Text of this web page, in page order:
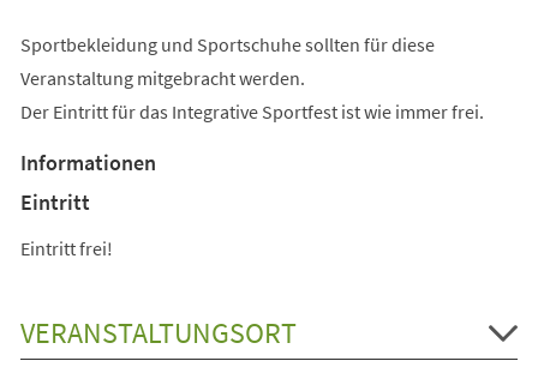
Sportbekleidung und Sportschuhe sollten für diese
Veranstaltung mitgebracht werden.
Der Eintritt für das Integrative Sportfest ist wie immer frei.
Informationen
Eintritt
Eintritt frei!
VERANSTALTUNGSORT